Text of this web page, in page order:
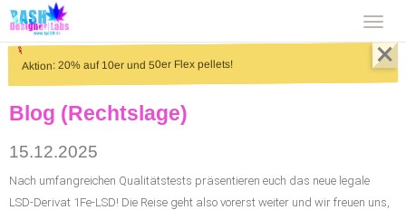
×
Aktion: 20% auf 10er und 50er Flex pellets!
T
o
g
Blog (Rechtslage)
15.12.2025
Nach umfangreichen Qualitätstests präsentieren euch das neue legale
LSD-Derivat 1Fe-LSD! Die Reise geht also vorerst weiter und wir freuen uns,